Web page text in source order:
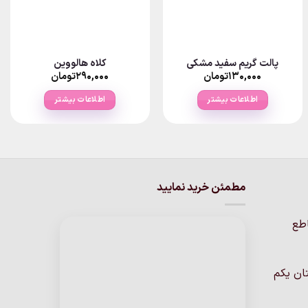
پالت گریم سفید مشکی
۱۳۰,۰۰۰تومان
اطلاعات بیشتر
کلاه هالووین
۲۹۰,۰۰۰تومان
اطلاعات بیشتر
یکم
مطمئن خرید نمایید